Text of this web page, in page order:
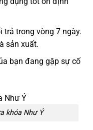
trả trong vòng 7 ngày.
sản xuất.
bạn đang gặp sự cố
khóa Như Ý